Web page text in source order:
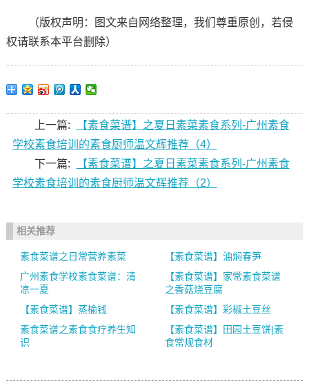
（版权声明：图文来自网络整理，我们尊重原创，若侵
权请联系本平台删除）
上一篇:
【素食菜谱】之夏日素菜素食系列-广州素食
学校素食培训的素食厨师温文辉推荐（4）
下一篇:
【素食菜谱】之夏日素菜素食系列-广州素食
学校素食培训的素食厨师温文辉推荐（2）
相关推荐
素食菜谱之日常营养素菜
【素食菜谱】油焖春笋
广州素食学校素食菜谱：清
凉一夏
【素食菜谱】家常素食菜谱
之香菇烧豆腐
【素食菜谱】蒸榆钱
【素食菜谱】彩椒土豆丝
素食菜谱之素食食疗养生知
识
【素食菜谱】田园土豆饼|素
食常规食材